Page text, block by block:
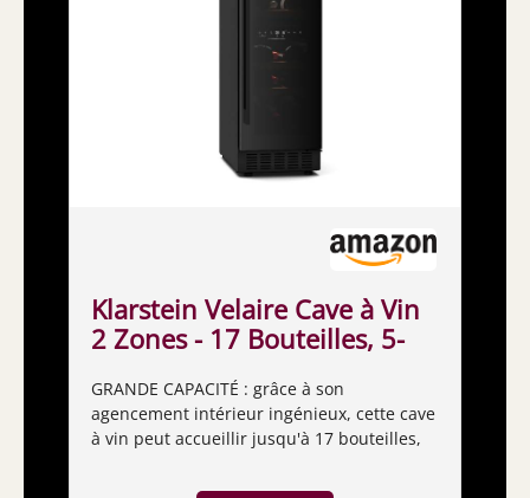
Klarstein Velaire Cave à Vin
2 Zones - 17 Bouteilles, 5-
Porte UV, Silencieux,
Clayettes Bois, Frigo Vin
Multi-Températures
GRANDE CAPACITÉ : grâce à son
agencement intérieur ingénieux, cette cave
à vin peut accueillir jusqu'à 17 bouteilles,
optimiser l'espace. DOUBLE ZONE : deux